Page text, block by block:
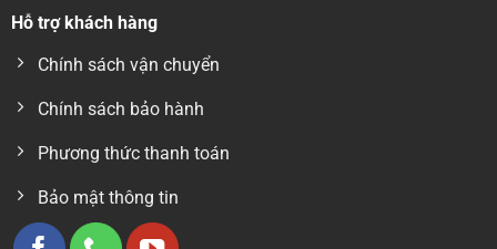
Hỗ trợ khách hàng
Chính sách vận chuyển
Chính sách bảo hành
Phương thức thanh toán
Bảo mật thông tin